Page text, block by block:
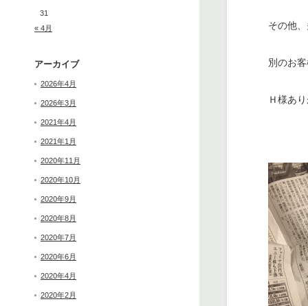
31
« 4月
アーカイブ
2026年4月
2026年3月
2021年4月
2021年1月
2020年11月
2020年10月
2020年9月
2020年8月
2020年7月
2020年6月
2020年4月
2020年2月
その他
別のお
Ｈ様あ